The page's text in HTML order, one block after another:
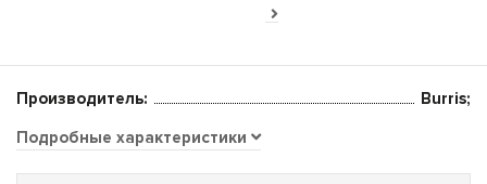
Производитель:
Burris;
Подробные характеристики